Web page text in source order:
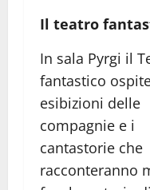
Il teatro
In sala Pyrgi il
fantastico
esibizioni delle
compagnie e i
cantastorie che
racconteranno